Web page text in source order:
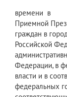
20
времени в
Приемной
граждан в
Российской
Федерации, в
власти и в
федеральных